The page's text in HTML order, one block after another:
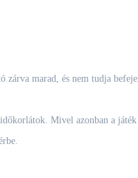
marad, és nem tudja
Mivel azonban a